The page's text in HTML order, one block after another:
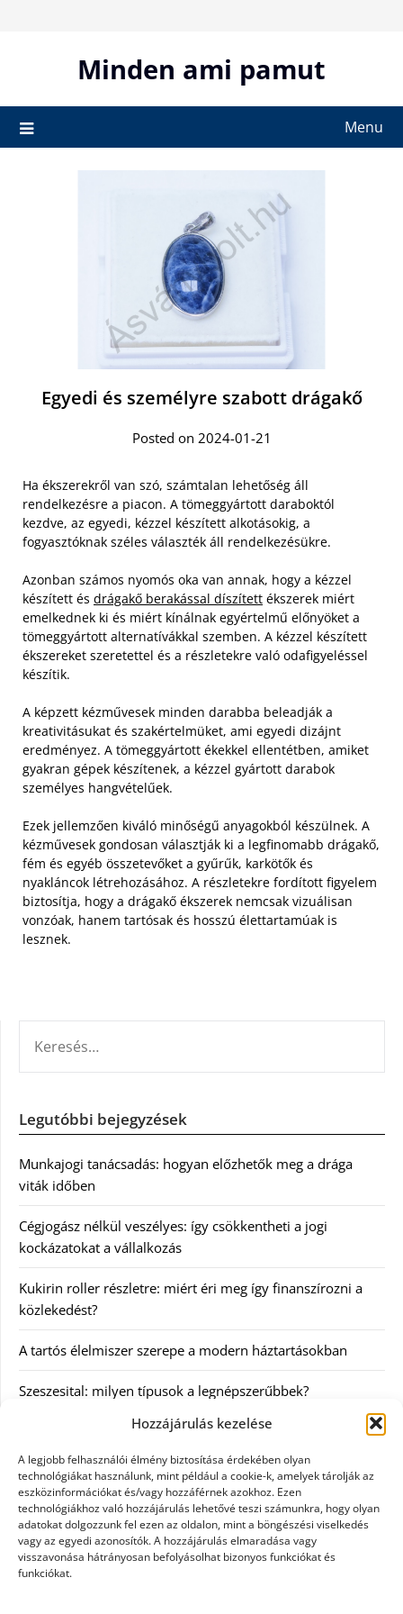
Hozzájárulás kezelése
A legjobb felhasználói élmény biztosítása érdekében olyan
technológiákat használunk, mint például a cookie-k, amelyek tárolják az
eszközinformációkat és/vagy hozzáférnek azokhoz. Ezen
technológiákhoz való hozzájárulás lehetővé teszi számunkra, hogy olyan
adatokat dolgozzunk fel ezen az oldalon, mint a böngészési viselkedés
vagy az egyedi azonosítók. A hozzájárulás elmaradása vagy
visszavonása hátrányosan befolyásolhat bizonyos funkciókat és
funkciókat.
Minden ami pamut
Menu
Egyedi és személyre szabott drágakő
Posted on 2024-01-21
Ha ékszerekről van szó, számtalan lehetőség áll
rendelkezésre a piacon. A tömeggyártott daraboktól
kezdve, az egyedi, kézzel készített alkotásokig, a
fogyasztóknak széles választék áll rendelkezésükre.
Azonban számos nyomós oka van annak, hogy a kézzel
készített és drágakő berakással díszített ékszerek miért
emelkednek ki és miért kínálnak egyértelmű előnyöket a
tömeggyártott alternatívákkal szemben. A kézzel készített
ékszereket szeretettel és a részletekre való odafigyeléssel
készítik.
A képzett kézművesek minden darabba beleadják a
kreativitásukat és szakértelmüket, ami egyedi dizájnt
eredményez. A tömeggyártott ékekkel ellentétben, amiket
gyakran gépek készítenek, a kézzel gyártott darabok
személyes hangvételűek.
Ezek jellemzően kiváló minőségű anyagokból készülnek. A
kézművesek gondosan választják ki a legfinomabb drágakő,
fém és egyéb összetevőket a gyűrűk, karkötők és
nyakláncok létrehozásához. A részletekre fordított figyelem
biztosítja, hogy a drágakő ékszerek nemcsak vizuálisan
vonzóak, hanem tartósak és hosszú élettartamúak is
lesznek.
Legutóbbi bejegyzések
Munkajogi tanácsadás: hogyan előzhetők meg a drága
viták időben
Cégjogász nélkül veszélyes: így csökkentheti a jogi
kockázatokat a vállalkozás
Kukirin roller részletre: miért éri meg így finanszírozni a
közlekedést?
A tartós élelmiszer szerepe a modern háztartásokban
Szeszesital: milyen típusok a legnépszerűbbek?
Egyéb
Irodalom
Szolgáltatás